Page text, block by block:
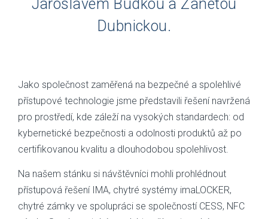
Jaroslavem Budkou a Žanetou
Dubnickou.
Jako společnost zaměřená na bezpečné a spolehlivé
přístupové technologie jsme představili řešení navržená
pro prostředí, kde záleží na vysokých standardech: od
kybernetické bezpečnosti a odolnosti produktů až po
certifikovanou kvalitu a dlouhodobou spolehlivost.
Na našem stánku si návštěvníci mohli prohlédnout
přístupová řešení IMA, chytré systémy imaLOCKER,
chytré zámky ve spolupráci se společností CESS, NFC